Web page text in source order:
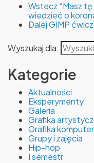
Wstecz “Masz
wiedzieć o
DalejGIMP
Wyszukaj dla:
Kategorie
Aktualności
Eksperymenty
Galeria
Grafika
Grafika
Grupy i zajęcia
Hip-hop
I semestr